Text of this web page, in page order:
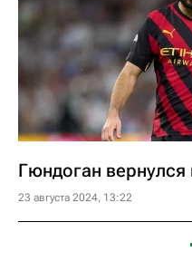
Гюндоган
23 августа 2024, 13:22